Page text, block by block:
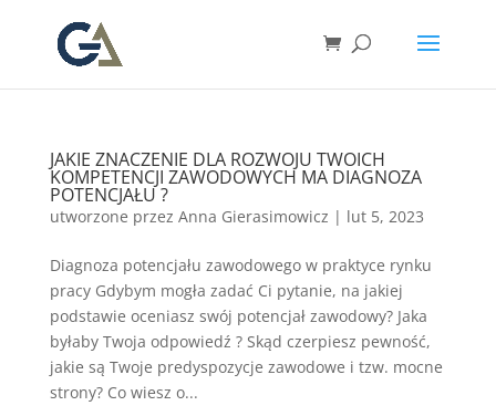
JAKIE ZNACZENIE DLA ROZWOJU TWOICH
KOMPETENCJI ZAWODOWYCH MA DIAGNOZA
POTENCJAŁU ?
utworzone przez Anna Gierasimowicz | lut 5, 2023
Diagnoza potencjału zawodowego w praktyce rynku
pracy Gdybym mogła zadać Ci pytanie, na jakiej
podstawie oceniasz swój potencjał zawodowy? Jaka
byłaby Twoja odpowiedź ? Skąd czerpiesz pewność,
jakie są Twoje predyspozycje zawodowe i tzw. mocne
strony? Co wiesz o...